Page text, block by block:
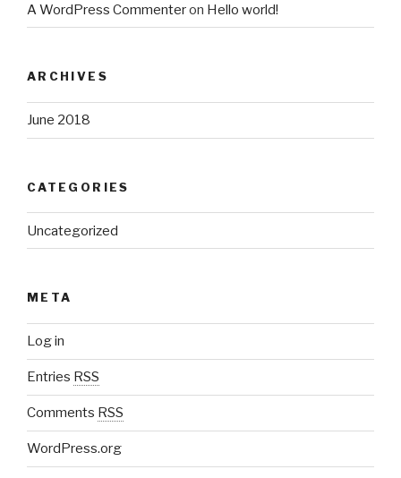
A WordPress Commenteron Hello world!
ARCHIVES
June 2018
CATEGORIES
Uncategorized
META
Log in
Entries RSS
Comments RSS
WordPress.org